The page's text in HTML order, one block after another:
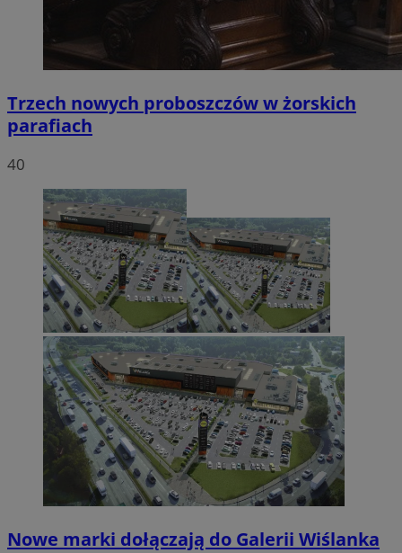
Trzech nowych proboszczów w żorskich
parafiach
40
Nowe marki dołączają do Galerii Wiślanka